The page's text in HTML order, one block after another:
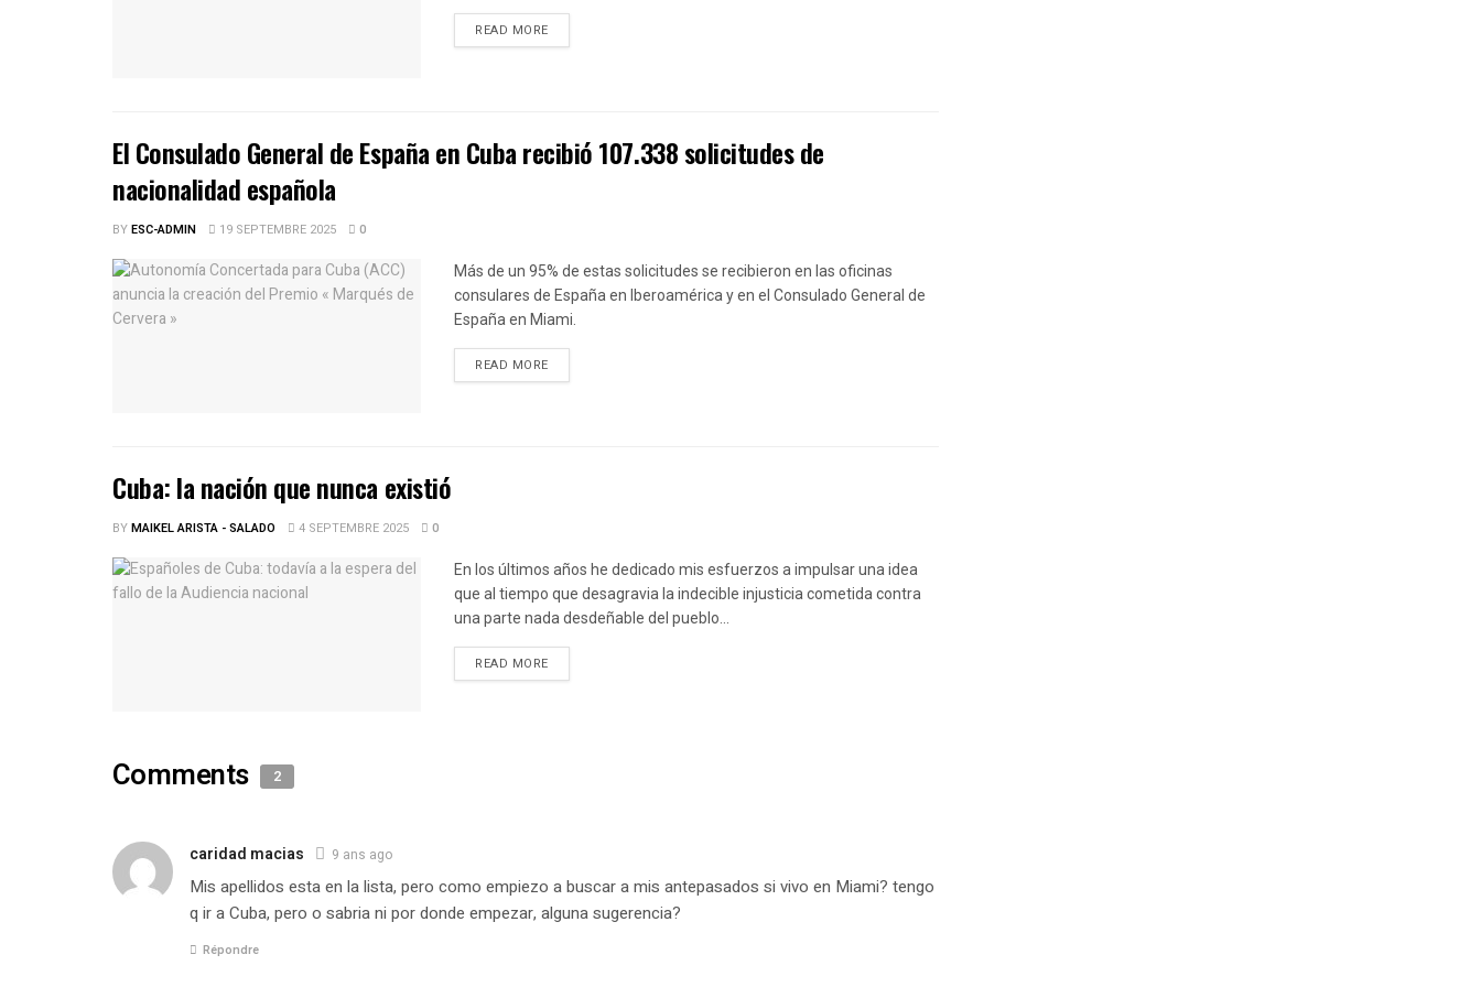
READ MOREDETAILS
El Consulado General de España en Cuba recibió 107.338 solicitudes de
nacionalidad española
BYESC-ADMIN 19 SEPTEMBRE 2025 0
Más de un 95% de estas solicitudes se recibieron en las oficinas
consulares de España en Iberoamérica y en el Consulado General de
España en Miami.
READ MOREDETAILS
Cuba: la nación que nunca existió
BYMAIKEL ARISTA - SALADO 4 SEPTEMBRE 2025 0
En los últimos años he dedicado mis esfuerzos a impulsar una idea
que al tiempo que desagravia la indecible injusticia cometida contra
una parte nada desdeñable del pueblo...
READ MOREDETAILS
Comments 2
caridad macias 9 ans ago
Mis apellidos esta en la lista, pero como empiezo a buscar a mis antepasados si vivo en Miami? tengo
q ir a Cuba, pero o sabria ni por donde empezar, alguna sugerencia?
Répondre